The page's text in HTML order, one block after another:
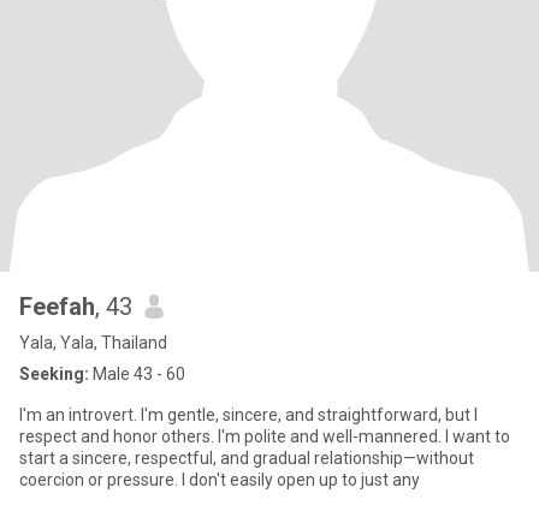
Feefah, 43
Yala, Yala, Thailand
Seeking: Male 43 - 60
I'm an introvert. I'm gentle, sincere, and straightforward, but I
respect and honor others. I'm polite and well-mannered. I want to
start a sincere, respectful, and gradual relationship—without
coercion or pressure. I don't easily open up to just any